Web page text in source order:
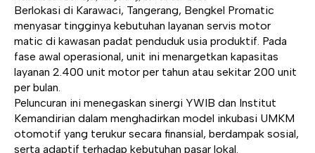
Berlokasi di Karawaci, Tangerang, Bengkel Promatic
menyasar tingginya kebutuhan layanan servis motor
matic di kawasan padat penduduk usia produktif. Pada
fase awal operasional, unit ini menargetkan kapasitas
layanan 2.400 unit motor per tahun atau sekitar 200 unit
per bulan.
Peluncuran ini menegaskan sinergi YWIB dan Institut
Kemandirian dalam menghadirkan model inkubasi UMKM
otomotif yang terukur secara finansial, berdampak sosial,
serta adaptif terhadap kebutuhan pasar lokal.